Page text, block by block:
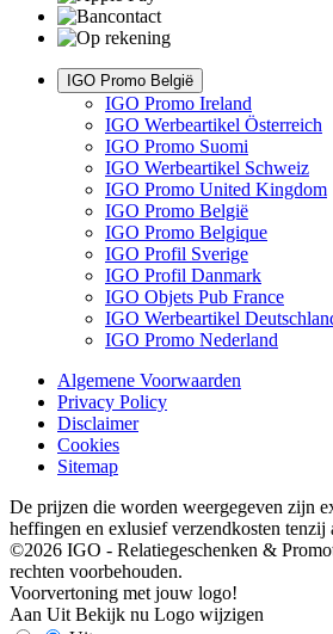
IGO Promo België
IGO Promo Ireland
IGO Werbeartikel Österreich
IGO Promo Suomi
IGO Werbeartikel Schweiz
IGO Promo United Kingdom
IGO Promo België
IGO Promo Belgique
IGO Profil Sverige
IGO Profil Danmark
IGO Objets Pub France
IGO Werbeartikel
IGO Promo Nederland
Algemene Voorwaarden
Privacy Policy
Disclaimer
Cookies
Sitemap
De prijzen die worden weergegeven zijn
heffingen en exlusief verzendkosten tenzij
©2026 IGO - Relatiegeschenken &
rechten voorbehouden.
Voorvertoning met jouw logo!
Aan Uit Bekijk nu Logo wijzigen